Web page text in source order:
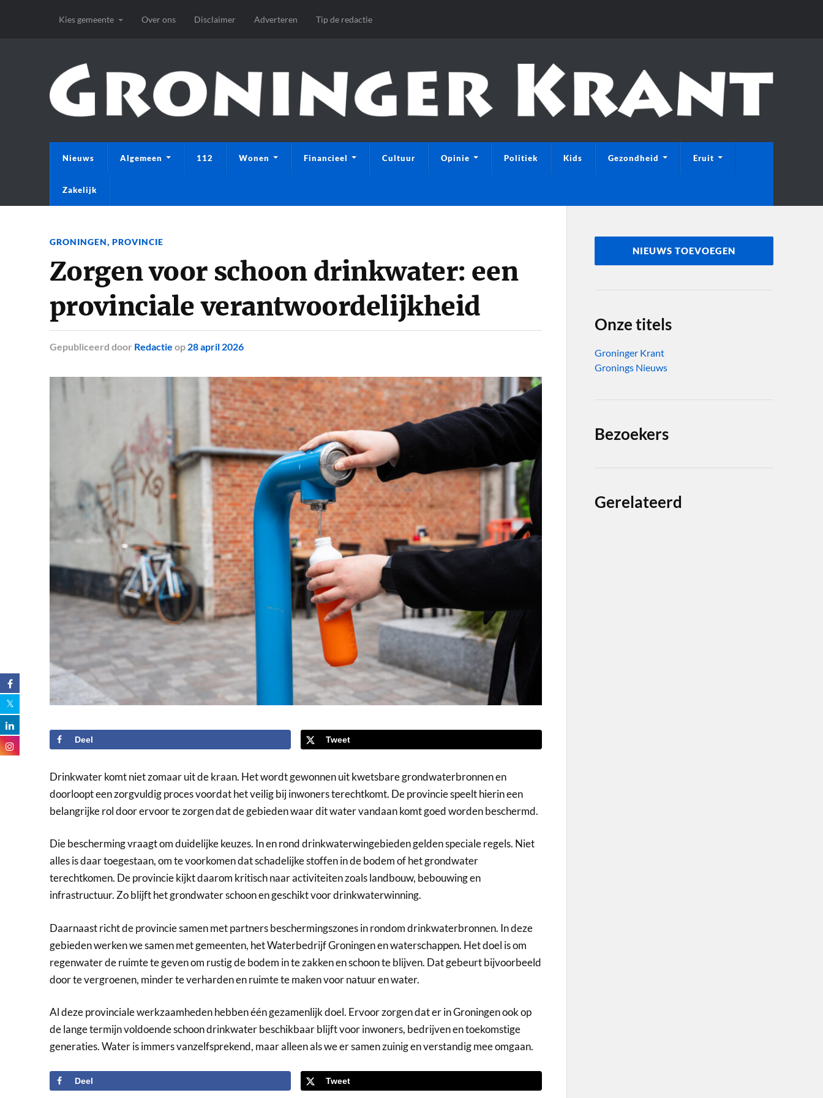
Kies gemeente Over ons Disclaimer Adverteren Tip de redactie
Nieuws Algemeen 112 Wonen Financieel Cultuur Opinie Politiek Kids Gezondheid Eruit
Zakelijk
GRONINGEN, PROVINCIE
Zorgen voor schoon drinkwater: een
provinciale verantwoordelijkheid
Gepubliceerd door Redactie op 28 april 2026
Deel Tweet
Drinkwater komt niet zomaar uit de kraan. Het wordt gewonnen uit kwetsbare grondwaterbronnen en
doorloopt een zorgvuldig proces voordat het veilig bij inwoners terechtkomt. De provincie speelt hierin een
belangrijke rol door ervoor te zorgen dat de gebieden waar dit water vandaan komt goed worden beschermd.
Die bescherming vraagt om duidelijke keuzes. In en rond drinkwaterwingebieden gelden speciale regels. Niet
alles is daar toegestaan, om te voorkomen dat schadelijke stoffen in de bodem of het grondwater
terechtkomen. De provincie kijkt daarom kritisch naar activiteiten zoals landbouw, bebouwing en
infrastructuur. Zo blijft het grondwater schoon en geschikt voor drinkwaterwinning.
Daarnaast richt de provincie samen met partners beschermingszones in rondom drinkwaterbronnen. In deze
gebieden werken we samen met gemeenten, het Waterbedrijf Groningen en waterschappen. Het doel is om
regenwater de ruimte te geven om rustig de bodem in te zakken en schoon te blijven. Dat gebeurt bijvoorbeeld
door te vergroenen, minder te verharden en ruimte te maken voor natuur en water.
Al deze provinciale werkzaamheden hebben één gezamenlijk doel. Ervoor zorgen dat er in Groningen ook op
de lange termijn voldoende schoon drinkwater beschikbaar blijft voor inwoners, bedrijven en toekomstige
generaties. Water is immers vanzelfsprekend, maar alleen als we er samen zuinig en verstandig mee omgaan.
Deel Tweet
NIEUWS TOEVOEGEN
Onze titels
Groninger Krant
Gronings Nieuws
Bezoekers
Gerelateerd